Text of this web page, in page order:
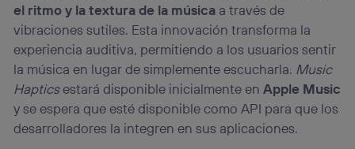
el ritmo y la textura de la música a través de
vibraciones sutiles. Esta innovación transforma la
experiencia auditiva, permitiendo a los usuarios sentir
la música en lugar de simplemente escucharla. Music
Hapticsestará disponible inicialmente enApple Music
y se espera que esté disponible como API para que los
desarrolladores la integren en sus aplicaciones.
Si utilizasdatos móviles, el marketing será más
personalizado, ya que se basará únicamente en la
navegación del usuario del móvil.
Puedes gestionar los consentimientos Utiq seleccionando
“Administrar Utiq” en la parte inferior de esta página web o
visitando el portal de privacidad de Utiq
(“consenthub”). Para más información, consulta
la política de privacidad de Utiq